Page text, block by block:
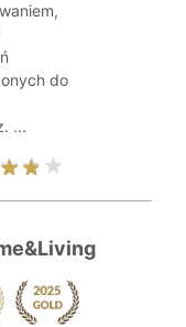
do
...